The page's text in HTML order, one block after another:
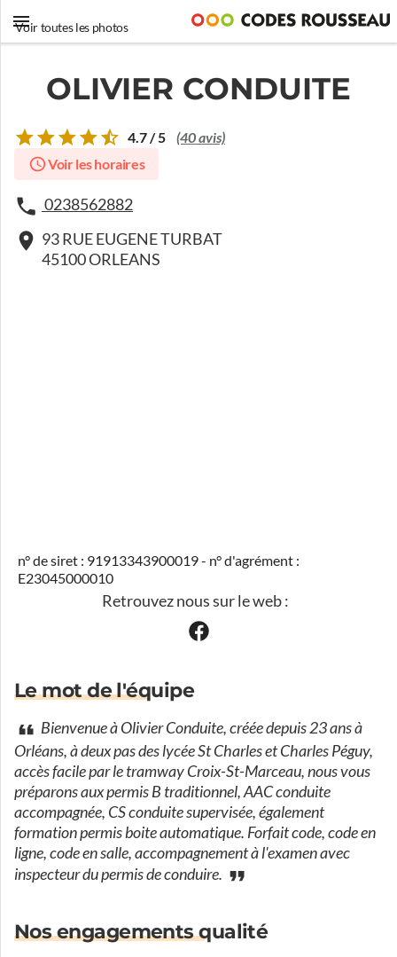
Voir toutes les photos
OLIVIER CONDUITE
4.7 / 5 (40 avis)
Voir les horaires
0238562882
93 RUE EUGENE TURBAT
45100 ORLEANS
n° de siret : 91913343900019 - n° d'agrément :
E23045000010
Retrouvez nous sur le web :
Le mot de l'équipe
Bienvenue à Olivier Conduite, créée depuis 23 ans à
Orléans, à deux pas des lycée St Charles et Charles Péguy,
accès facile par le tramway Croix-St-Marceau, nous vous
préparons aux permis B traditionnel, AAC conduite
accompagnée, CS conduite supervisée, également
formation permis boite automatique. Forfait code, code en
ligne, code en salle, accompagnement à l'examen avec
inspecteur du permis de conduire.
Nos engagements qualité